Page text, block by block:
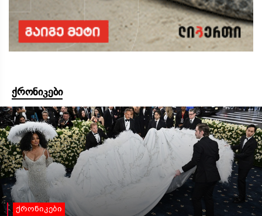
ქრონიკები
ქრონიკები